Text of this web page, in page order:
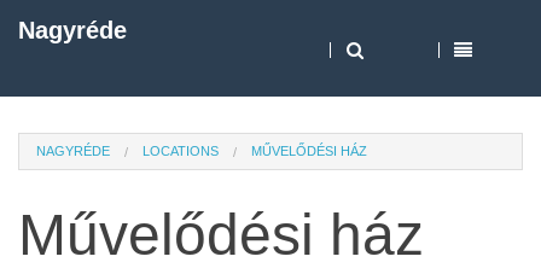
Nagyréde
NAGYRÉDE LOCATIONS MŰVELŐDÉSI HÁZ
Művelődési ház